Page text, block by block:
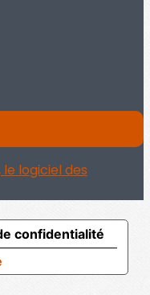
logiciel des
confidentialité